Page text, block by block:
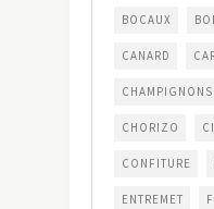
BOCAUX
CANARD
CHAMPIGNONS
CHORIZO
CONFITURE
ENTREMET